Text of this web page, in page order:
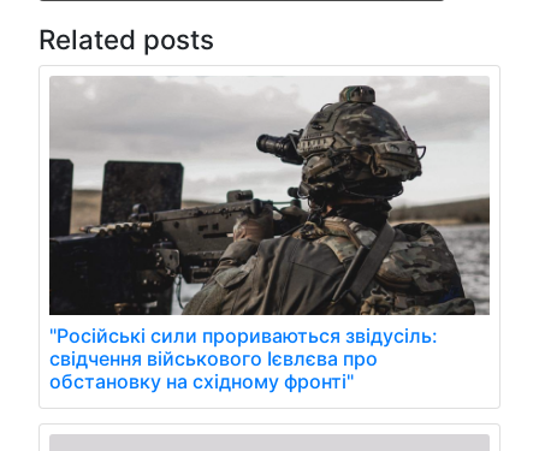
Related posts
"Російські сили прориваються звідусіль:
свідчення військового Ієвлєва про
обстановку на східному фронті"